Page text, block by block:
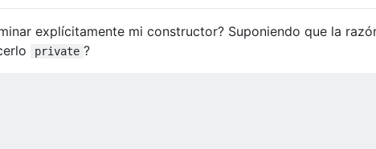
explícitamente mi constructor? Suponiendo que la
private ?